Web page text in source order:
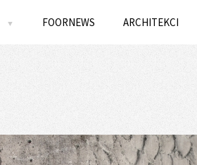
▼ FOORNEWS ARCHITEKCI